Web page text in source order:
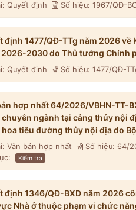
Quyết định Số hiệu: 1967/QĐ-
định 1477/QĐ-TTg năm 2026 về
2030 do Thủ tướng Chính
Quyết định Số hiệu: 1477/QĐ-
hợp nhất 64/2026/VBHN-TT-
ngành tại cảng thủy nội
tiêu đường thủy nội địa do
Văn bản hợp nhất Số hiệu: 64/
Kiểm tra
định 1346/QĐ-BXD năm 2026
Nhà ở thuộc phạm vi chức